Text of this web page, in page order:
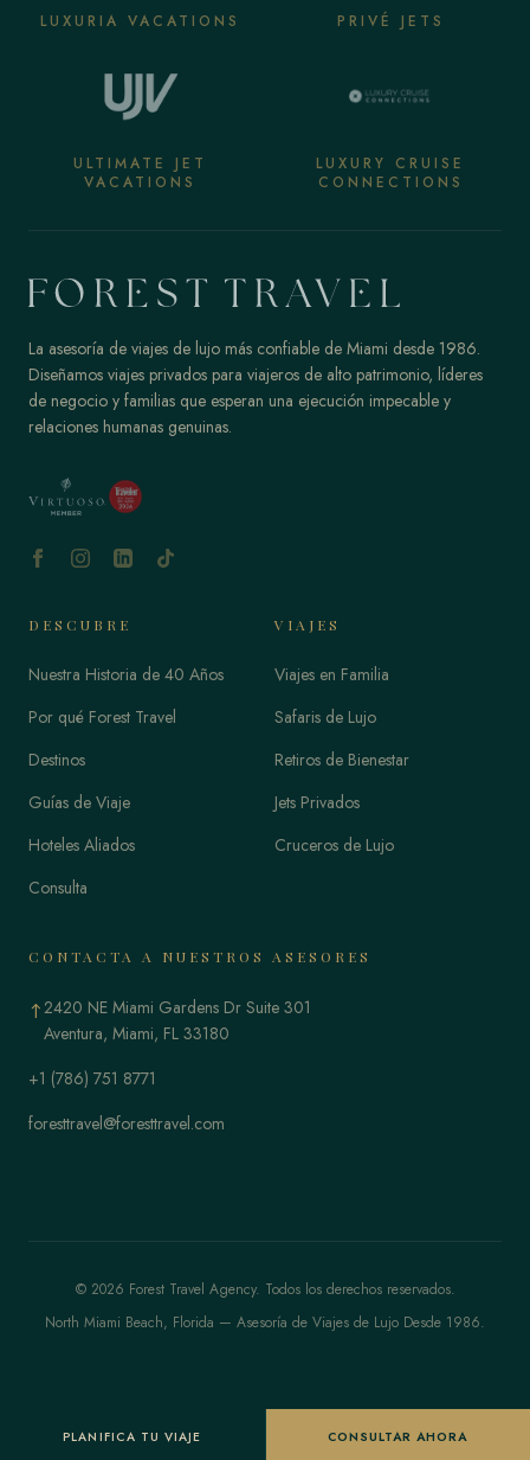
PLANIFICA TU VIAJE CONSULTAR AHORA
LUXURIA VACATIONS PRIVÉ JETS
ULTIMATE JET
VACATIONS
LUXURY CRUISE
CONNECTIONS
La asesoría de viajes de lujo más confiable de Miami desde 1986.
Diseñamos viajes privados para viajeros de alto patrimonio, líderes
de negocio y familias que esperan una ejecución impecable y
relaciones humanas genuinas.
DESCUBRE
Nuestra Historia de 40 Años
Por qué Forest Travel
Destinos
Guías de Viaje
Hoteles Aliados
Consulta
VIAJES
Viajes en Familia
Safaris de Lujo
Retiros de Bienestar
Jets Privados
Cruceros de Lujo
CONTACTA A NUESTROS ASESORES
↑2420 NE Miami Gardens Dr Suite 301
Aventura, Miami, FL 33180
+1 (786) 751 8771
foresttravel@foresttravel.com
© 2026 Forest Travel Agency. Todos los derechos reservados.
North Miami Beach, Florida — Asesoría de Viajes de Lujo Desde 1986.